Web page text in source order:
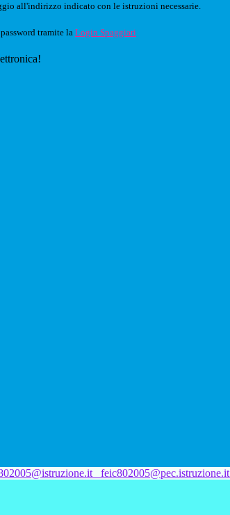
all'indirizzo indicato con le istruzioni necessarie.
tramite la Login Spaggiari
feic802005@pec.istruzione.it